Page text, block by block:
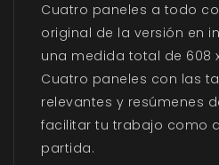
Cuatro paneles a todo
original de la versión en
una medida total de 608
Cuatro paneles con las
relevantes y resúmenes
facilitar tu trabajo como
partida.